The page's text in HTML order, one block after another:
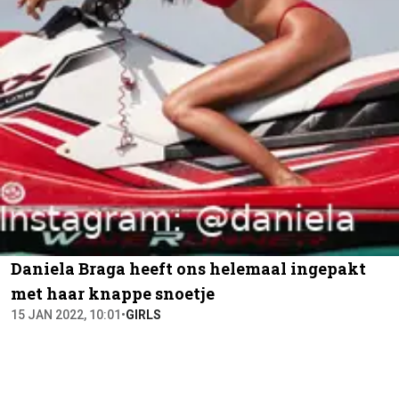
Daniela Braga heeft ons helemaal ingepakt
met haar knappe snoetje
15 JAN 2022, 10:01 •GIRLS